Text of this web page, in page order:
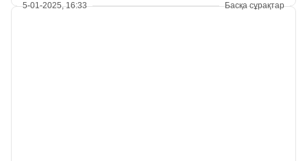
5-01-2025, 16:33 Басқа сұрақтар